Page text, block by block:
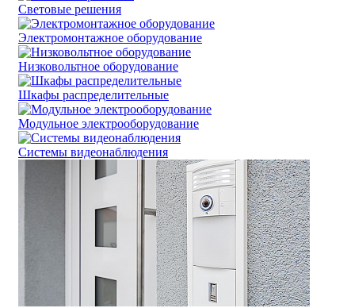
Световые решения
Электромонтажное оборудование
Низковольтное оборудование
Шкафы распределительные
Модульное электрооборудование
Системы видеонаблюдения